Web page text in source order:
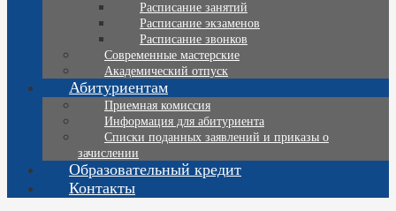
Расписание занятий
Расписание экзаменов
Расписание звонков
Современные мастерские
Академический отпуск
Абитуриентам
Приемная комиссия
Информация для абитуриента
Списки поданных заявлений и приказы о
зачислении
Образовательный кредит
Контакты